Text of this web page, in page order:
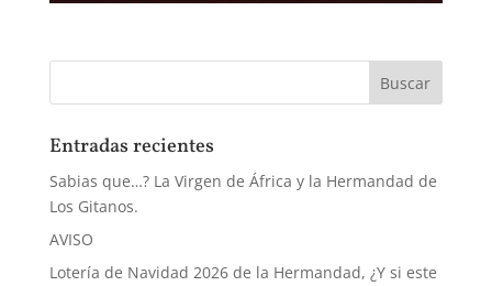
Entradas recientes
Sabias que…? La Virgen de África y la Hermandad de
Los Gitanos.
AVISO
Lotería de Navidad 2026 de la Hermandad, ¿Y si este